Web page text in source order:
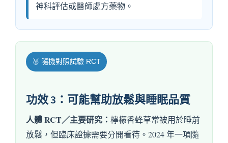
神科評估或醫師處方藥物。
🥈 隨機對照試驗 RCT
功效 3：可能幫助放鬆與睡眠品質
人體 RCT／主要研究： 檸檬香蜂草常被用於睡前
放鬆，但臨床證據需要分開看待。2024 年一項隨